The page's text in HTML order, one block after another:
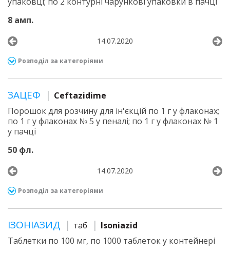
8 амп.
14.07.2020
Розподіл за категоріями
ЗАЦЕФ
Ceftazidime
Порошок для розчину для ін'єкцій по 1 г у флаконах;
по 1 г у флаконах № 5 у пеналі; по 1 г у флаконах № 1
у пачці
50 фл.
14.07.2020
Розподіл за категоріями
ІЗОНІАЗИД таб
Isoniazid
Таблетки по 100 мг, по 1000 таблеток у контейнері